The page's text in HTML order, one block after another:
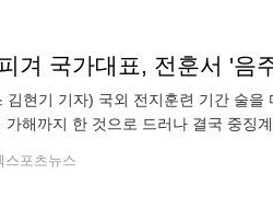
겨 국가대표, 전훈서 '
김현기 기자) 국외 전지훈련 기간 술
가해까지 한 것으로 드러나 결국 중징
스포츠뉴스